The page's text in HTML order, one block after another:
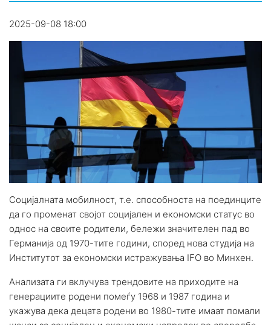
2025-09-08 18:00
Социјалната мобилност, т.е. способноста на поединците
да го променат својот социјален и економски статус во
однос на своите родители, бележи значителен пад во
Германија од 1970-тите години, според нова студија на
Институтот за економски истражувања IFO во Минхен.
Анализата ги вклучува трендовите на приходите на
генерациите родени помеѓу 1968 и 1987 година и
укажува дека децата родени во 1980-тите имаат помали